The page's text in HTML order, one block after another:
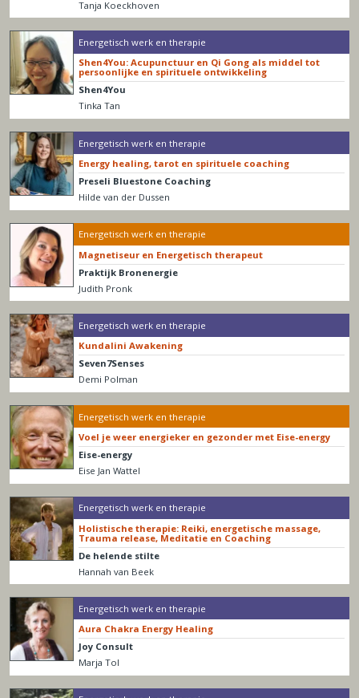
Tanja Koeckhoven
Energetisch werk en therapie
Shen4You: Acupunctuur en Qi Gong als middel tot
persoonlijke en spirituele ontwikkeling
Shen4You
Tinka Tan
Energetisch werk en therapie
Energy healing, tarot en spirituele coaching
Preseli Bluestone Coaching
Hilde van der Dussen
Energetisch werk en therapie
Magnetiseur en Energetisch therapeut
Praktijk Bronenergie
Judith Pronk
Energetisch werk en therapie
Kundalini Awakening
Seven7Senses
Demi Polman
Energetisch werk en therapie
Voel je weer energieker en gezonder met Eise-energy
Eise-energy
Eise Jan Wattel
Energetisch werk en therapie
Holistische therapie: Reiki, energetische massage,
Trauma release, Meditatie en Coaching
De helende stilte
Hannah van Beek
Energetisch werk en therapie
Aura Chakra Energy Healing
Joy Consult
Marja Tol